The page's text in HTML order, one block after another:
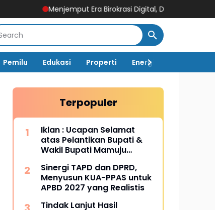
Menjemput Era Birokrasi Digital, DPMPTSP Sulbar Pacu
Pemilu Edukasi Properti Energi
Terpopuler
Iklan : Ucapan Selamat
atas Pelantikan Bupati &
Wakil Bupati Mamuju
Sinergi TAPD dan DPRD,
Menyusun KUA-PPAS untuk
APBD 2027 yang Realistis
Tindak Lanjut Hasil